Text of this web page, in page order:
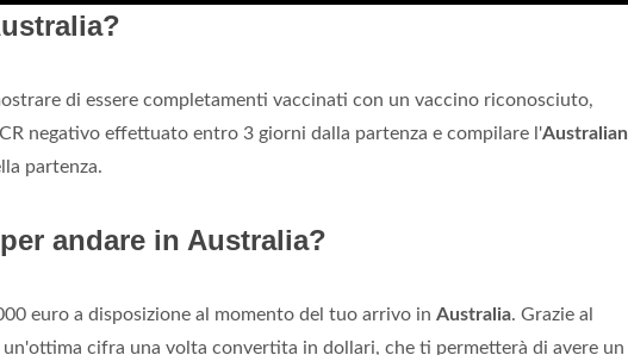
di essere completamenti vaccinati con un vaccino riconosciuto,
negativo effettuato entro 3 giorni dalla partenza e compilare l'Australian
partenza.
andare in Australia?
euro a disposizione al momento del tuo arrivo in Australia. Grazie al
cifra una volta convertita in dollari, che ti permetterà di avere un